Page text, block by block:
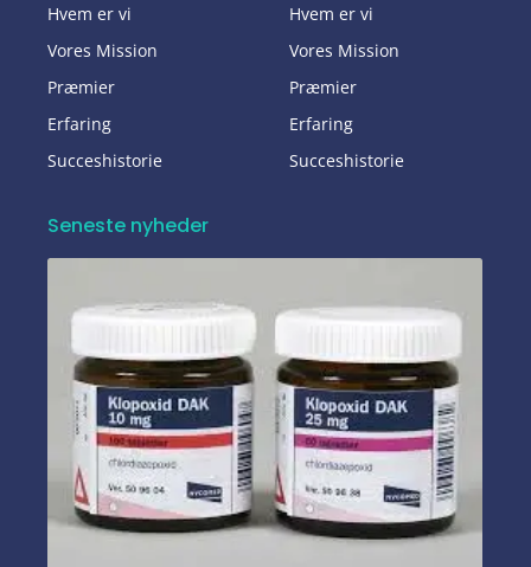
Hvem er vi
Vores Mission
Præmier
Erfaring
Succeshistorie
Hvem er vi
Vores Mission
Præmier
Erfaring
Succeshistorie
Seneste nyheder